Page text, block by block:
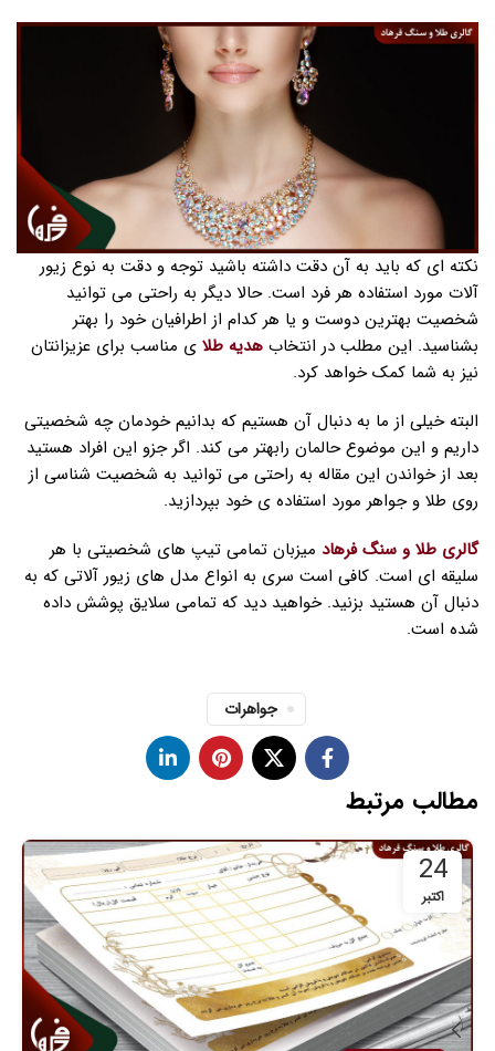
نکته ای که باید به آن دقت داشته باشید توجه و دقت به نوع زیور
آلات مورد استفاده هر فرد است. حالا دیگر به راحتی می توانید
شخصیت بهترین دوست و یا هر کدام از اطرافیان خود را بهتر
بشناسید. این مطلب در انتخاب هدیه طلا ی مناسب برای عزیزانتان
نیز به شما کمک خواهد کرد.
البته خیلی از ما به دنبال آن هستیم که بدانیم خودمان چه شخصیتی
داریم و این موضوع حالمان رابهتر می کند. اگر جزو این افراد هستید
بعد از خواندن این مقاله به راحتی می توانید به شخصیت شناسی از
روی طلا و جواهر مورد استفاده ی خود بپردازید.
گالری طلا و سنگ فرهاد میزبان تمامی تیپ های شخصیتی با هر
سلیقه ای است. کافی است سری به انواع مدل های زیور آلاتی که به
دنبال آن هستید بزنید. خواهید دید که تمامی سلایق پوشش داده
شده است.
جواهرات
مطالب مرتبط
24
اکتبر